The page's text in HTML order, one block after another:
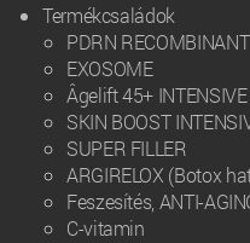
Termékcsaládok
PDRN RECOMBINANT
EXOSOME
Âgelift 45+ INTENSIVE
SKIN BOOST
SUPER FILLER
ARGIRELOX (Botox
Feszesítés, ANTI-
C-vitamin